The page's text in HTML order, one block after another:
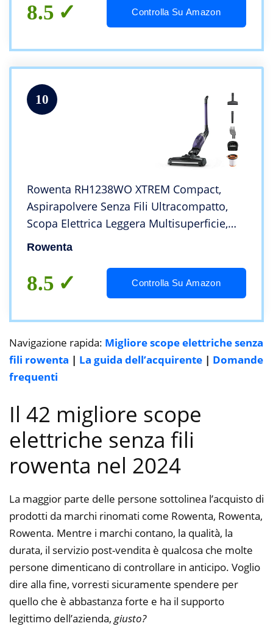
8.5 Controlla Su Amazon
10
Rowenta RH1238WO XTREM Compact,
Aspirapolvere Senza Fili Ultracompatto,
Scopa Elettrica Leggera Multisuperficie,
Tecnologia Flex Bi-direzionale, Autonomia
Rowenta
8.5 Controlla Su Amazon
Navigazione rapida: Migliore scope elettriche senza
fili rowenta | La guida dell’acquirente | Domande
frequenti
Il 42 migliore scope
elettriche senza fili
rowenta nel 2024
La maggior parte delle persone sottolinea l’acquisto di
prodotti da marchi rinomati come Rowenta, Rowenta,
Rowenta. Mentre i marchi contano, la qualità, la
durata, il servizio post-vendita è qualcosa che molte
persone dimenticano di controllare in anticipo. Voglio
dire alla fine, vorresti sicuramente spendere per
quello che è abbastanza forte e ha il supporto
legittimo dell’azienda, giusto?